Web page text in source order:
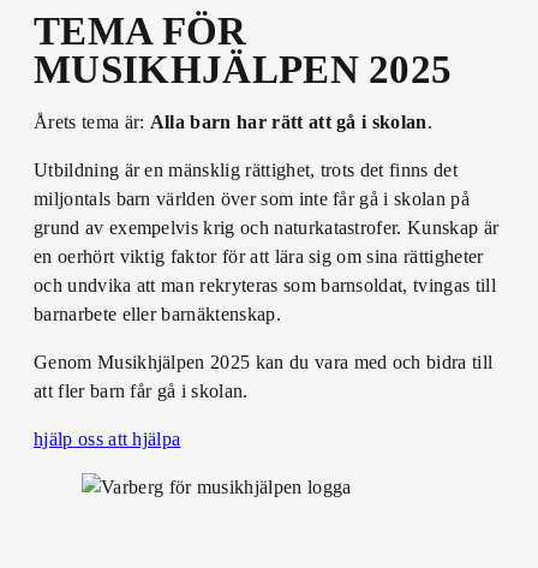
TEMA FÖR
MUSIKHJÄLPEN 2025
Årets tema är: Alla barn har rätt att gå i skolan.
Utbildning är en mänsklig rättighet, trots det finns det
miljontals barn världen över som inte får gå i skolan på
grund av exempelvis krig och naturkatastrofer. Kunskap är
en oerhört viktig faktor för att lära sig om sina rättigheter
och undvika att man rekryteras som barnsoldat, tvingas till
barnarbete eller barnäktenskap.
Genom Musikhjälpen 2025 kan du vara med och bidra till
att fler barn får gå i skolan.
hjälp oss att hjälpa